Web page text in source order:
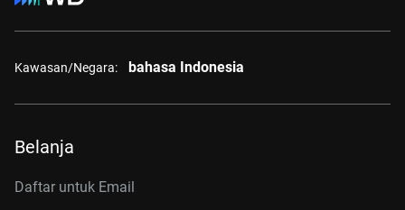
Kawasan/Negara: bahasa Indonesia
Belanja
Daftar untuk Email